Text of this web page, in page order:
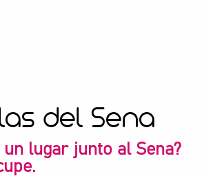
del Sena
un lugar junto al Sena?